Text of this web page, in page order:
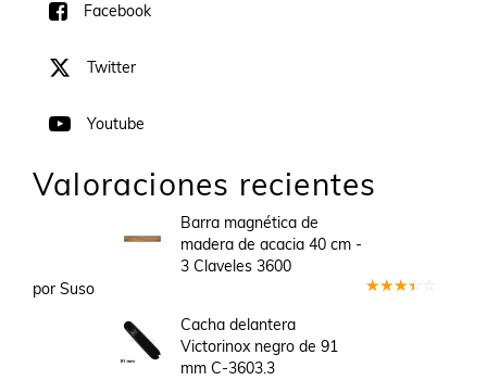
Facebook
Twitter
Youtube
Valoraciones recientes
Barra magnética de
madera de acacia 40 cm -
3 Claveles 3600
por Suso
Cacha delantera
Victorinox negro de 91
mm C-3603.3